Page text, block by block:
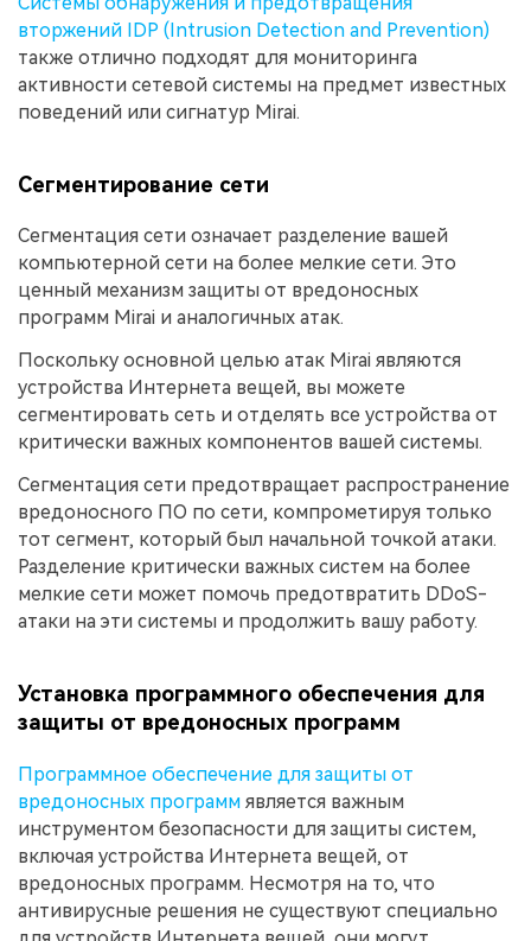
вторжений IDP (Intrusion Detection and Prevention)
также отлично подходят для мониторинга
активности сетевой системы на предмет известных
поведений или сигнатур Mirai.
Сегментирование сети
Сегментация сети означает разделение вашей
компьютерной сети на более мелкие сети. Это
ценный механизм защиты от вредоносных
программ Mirai и аналогичных атак.
Поскольку основной целью атак Mirai являются
устройства Интернета вещей, вы можете
сегментировать сеть и отделять все устройства от
критически важных компонентов вашей системы.
Сегментация сети предотвращает распространение
вредоносного ПО по сети, компрометируя только
тот сегмент, который был начальной точкой атаки.
Разделение критически важных систем на более
мелкие сети может помочь предотвратить DDoS-
атаки на эти системы и продолжить вашу работу.
Установка программного обеспечения для
защиты от вредоносных программ
Программное обеспечение для защиты от
вредоносных программ является важным
инструментом безопасности для защиты систем,
включая устройства Интернета вещей, от
вредоносных программ. Несмотря на то, что
антивирусные решения не существуют специально